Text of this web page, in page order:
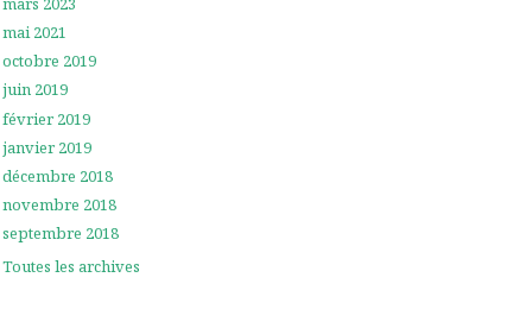
mai 2021
octobre 2019
juin 2019
février 2019
janvier 2019
décembre 2018
novembre 2018
septembre 2018
Toutes les archives